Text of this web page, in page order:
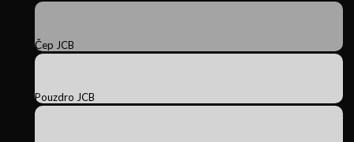
Čep JCB
Pouzdro JCB